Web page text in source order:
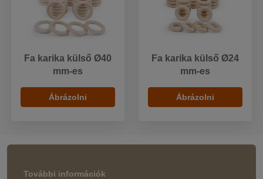
Fa karika külső Ø40
mm-es
Ábrázolni
Fa karika külső Ø24
mm-es
Ábrázolni
További információk